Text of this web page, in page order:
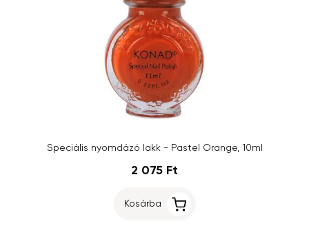
Speciális nyomdázó lakk - Pastel Orange, 10ml
2 075 Ft
Kosárba